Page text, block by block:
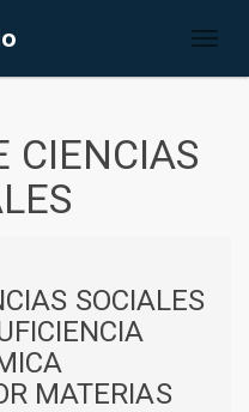
CIENCIAS
SOCIALES
MATERIAS